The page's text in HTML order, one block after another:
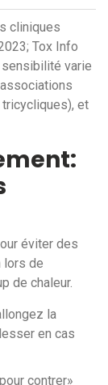
cliniques
Tox Info
varie
et
éviter des
lors de
de chaleur.
la
en cas
contrer»